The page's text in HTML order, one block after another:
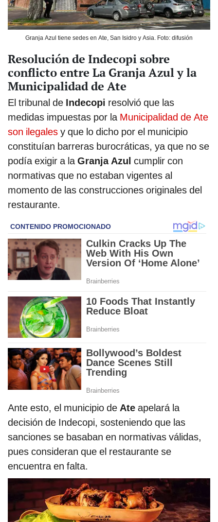
Granja Azul tiene sedes en Ate, San Isidro y Asia. Foto: difusión
Resolución de Indecopi sobre
conflicto entre La Granja Azul y la
Municipalidad de Ate
El tribunal de Indecopi resolvió que las
medidas impuestas por la Municipalidad de Ate
son ilegales y que lo dicho por el municipio
constituían barreras burocráticas, ya que no se
podía exigir a laGranja Azul cumplir con
normativas que no estaban vigentes al
momento de las construcciones originales del
restaurante.
Ante esto, el municipio de Ate apelará la
decisión de Indecopi, sosteniendo que las
sanciones se basaban en normativas válidas,
pues consideran que el restaurante se
encuentra en falta.